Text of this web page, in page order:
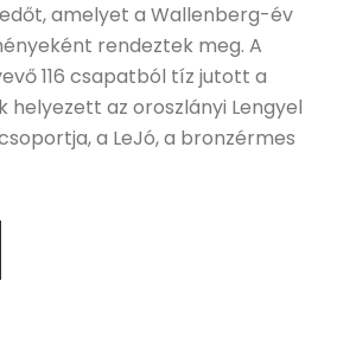
amelyet a Wallenberg-év
rendeztek meg. A
116 csapatból tíz jutott a
helyezett az oroszlányi Lengyel
a LeJó, a bronzérmes